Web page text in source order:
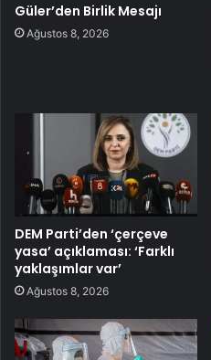
Güler’den Birlik Mesajı
Ağustos 8, 2026
DEM Parti’den ‘çerçeve
yasa’ açıklaması: ‘Farklı
yaklaşımlar var’
Ağustos 8, 2026